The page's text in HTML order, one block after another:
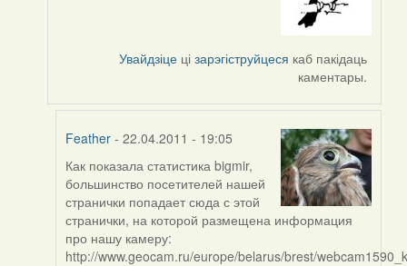
Увайдзіце цізарэгіструйцеся каб пакідаць
каментары.
Feather - 22.04.2011 - 19:05
In
reply
to
by
Sirena
Как показала статистика bigmir,
большинство посетителей нашей
странички попадает сюда с этой
странички, на которой размещена информация
про нашу камеру:
http://www.geocam.ru/europe/belarus/brest/